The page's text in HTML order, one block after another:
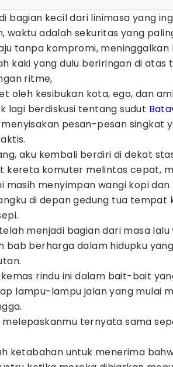
bagian kecil dari linimasa yang
waktu adalah sekuritas yang
tanpa kompromi,
kaki yang dulu beriringan di
ritme,
oleh kesibukan kota, ego, dan
lagi berdiskusi tentang sudut
pesan-pesan singkat
aku kembali berdiri di dekat
kereta komuter melintas cepat,
masih menyimpan wangi kopi
di depan gedung tua tempat
menjadi bagian dari masa
bab berharga dalam hidupku
rindu ini dalam bait-bait
lampu-lampu jalan yang mulai
melepaskanmu ternyata sama
ketabahan untuk menerima